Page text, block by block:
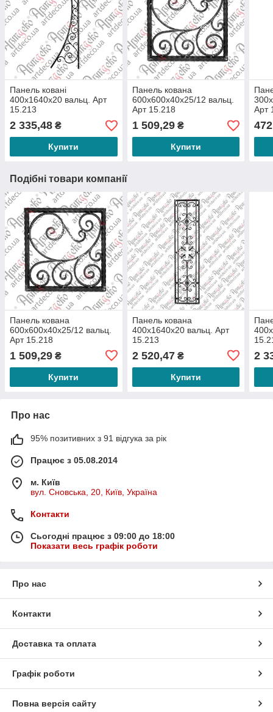
Панель ковані
400х1640х20 вальц. Арт
15.213
2 335,48 ₴
Купити
Панель кована
600х600х40х25/12 вальц.
Арт 15.218
1 509,29₴
Купити
Арт
Подібні товари компанії
Панель кована
600х600х40х25/12 вальц.
Арт 15.218
1 509,29 ₴
Купити
Панель кована
400х1640х20 вальц. Арт
15.213
2 520,47₴
Купити
2
Про нас
95% позитивних з 91 відгука за рік
Працює з 05.08.2014
м. Київ
вул. Сновська, 20, Київ, Україна
Контакти
Сьогодні працює з 09:00 до 18:00
Показати весь графік роботи
Про нас
Контакти
Доставка та оплата
Графік роботи
Повна версія сайту